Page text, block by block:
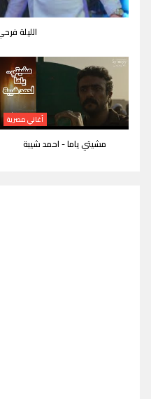
الليلة
أغاني مصرية
مشيتي ياما - احمد شيبة